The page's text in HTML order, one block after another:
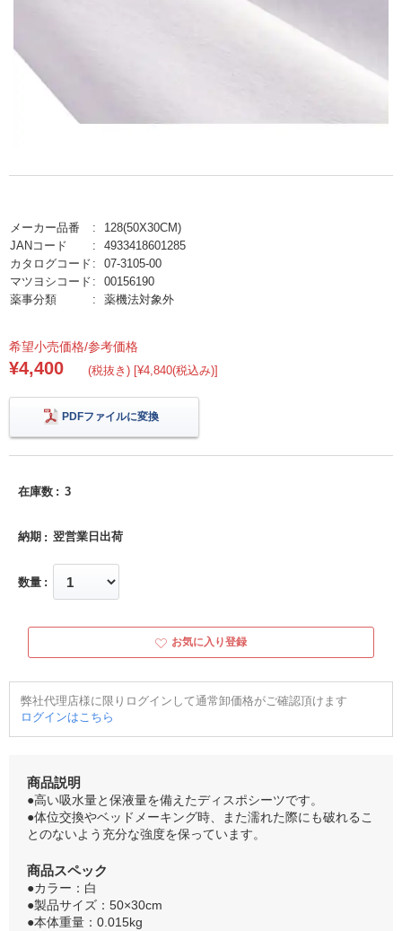
メーカー品番
128(50X30CM)
JANコード
4933418601285
カタログコード
07-3105-00
マツヨシコード
00156190
薬事分類
薬機法対象外
希望小売価格/参考価格
¥4,400 (税抜き) [¥4,840(税込み)]
PDFファイルに変換
在庫数 3
納期 翌営業日出荷
数量
お気に入り登録
弊社代理店様に限りログインして通常卸価格がご確認頂けます
ログインはこちら
商品説明
●高い吸水量と保液量を備えたディスポシーツです。
●体位交換やベッドメーキング時、また濡れた際にも破れるこ
とのないよう充分な強度を保っています。
商品スペック
●カラー：白
●製品サイズ：50×30cm
●本体重量：0.015kg